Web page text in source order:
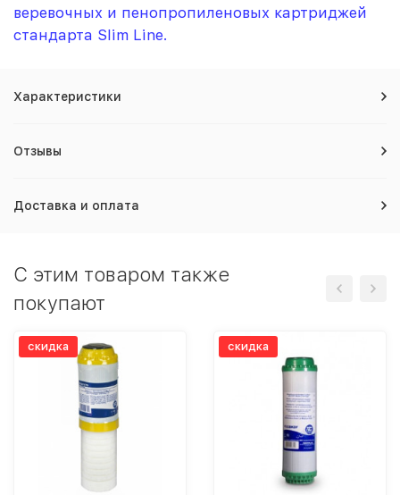
веревочных и пенопропиленовых картриджей
стандарта Slim Line.
Характеристики
Отзывы
Доставка и оплата
C этим товаром также
покупают
скидка скидка